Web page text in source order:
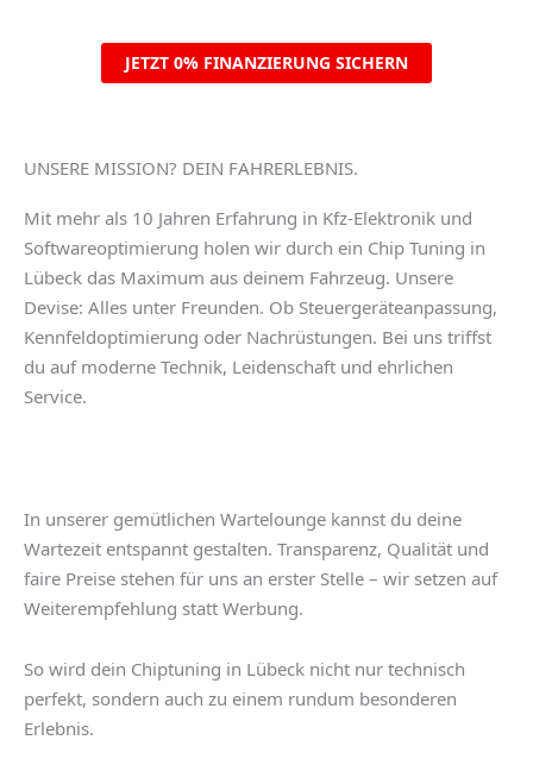
JETZT 0% FINANZIERUNG SICHERN
UNSERE MISSION? DEIN FAHRERLEBNIS.
Mit mehr als 10 Jahren Erfahrung in Kfz-Elektronik und
Softwareoptimierung holen wir durch ein Chip Tuning in
Lübeck das Maximum aus deinem Fahrzeug. Unsere
Devise: Alles unter Freunden. Ob Steuergeräteanpassung,
Kennfeldoptimierung oder Nachrüstungen. Bei uns triffst
du auf moderne Technik, Leidenschaft und ehrlichen
Service.
In unserer gemütlichen Wartelounge kannst du deine
Wartezeit entspannt gestalten. Transparenz, Qualität und
faire Preise stehen für uns an erster Stelle – wir setzen auf
Weiterempfehlung statt Werbung.
So wird dein Chiptuning in Lübeck nicht nur technisch
perfekt, sondern auch zu einem rundum besonderen
Erlebnis.